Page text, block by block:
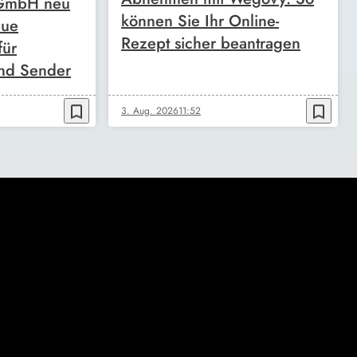
Sender
bookmark_border
können Sie Ihr Online-
Rezept sicher beantragen
3. Aug. 202611:52 bookmark_border